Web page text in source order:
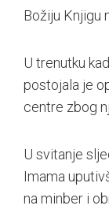
Božiju Knjigu
U trenutku
postojala je
centre zbog
U svitanje
Imama
na minber i